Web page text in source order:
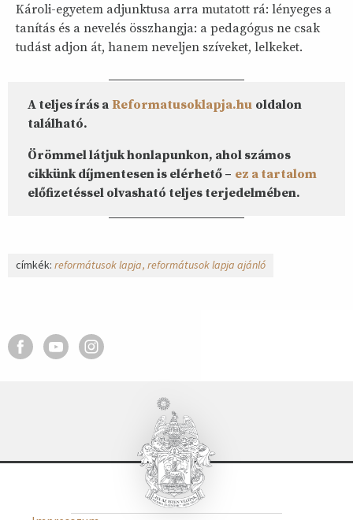
Károli-egyetem adjunktusa arra mutatott rá: lényeges a
tanítás és a nevelés összhangja: a pedagógus ne csak
tudást adjon át, hanem neveljen szíveket, lelkeket.
A teljes írás a Reformatusoklapja.hu oldalon
található.
Örömmel látjuk honlapunkon, ahol számos
cikkünk díjmentesen is elérhető – ez a tartalom
előfizetéssel olvasható teljes terjedelmében.
címkék: reformátusok lapja reformátusok lapja ajánló